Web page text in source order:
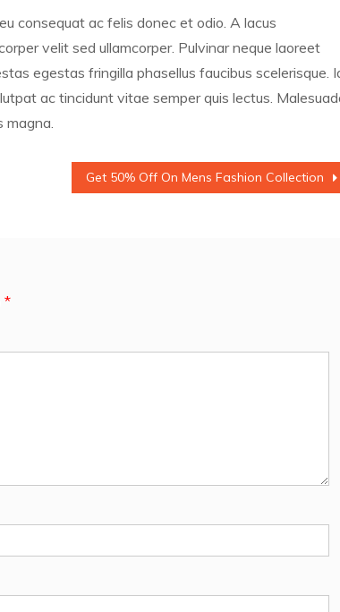
consequat ac felis donec et odio. A lacus
velit sed ullamcorper. Pulvinar neque laoreet
egestas fringilla phasellus faucibus scelerisque.
ac tincidunt vitae semper quis lectus.
magna.
Get 50% Off On Mens Fashion Collection
*